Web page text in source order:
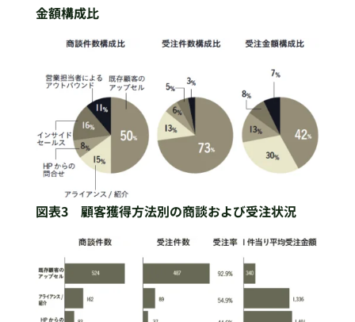
金額構成比
図表3 顧客獲得方法別の商談および受注状況